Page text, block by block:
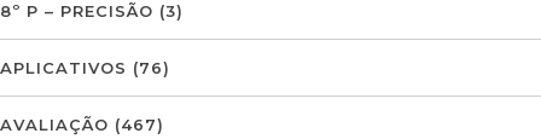
8º P – PRECISÃO (3)
APLICATIVOS (76)
AVALIAÇÃO (467)